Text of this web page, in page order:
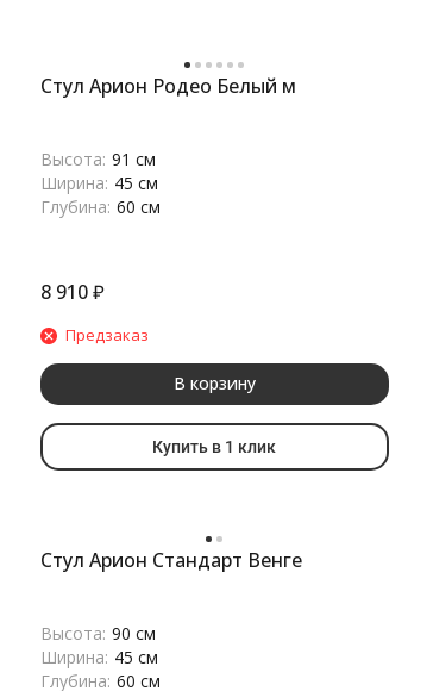
Стул Арион Родео Белый м
Высота: 91 см
Ширина: 45 см
Глубина: 60 см
8 910 ₽
Предзаказ
В корзину
Купить в 1 клик
Стул Арион Стандарт Венге
Высота: 90 см
Ширина: 45 см
Глубина: 60 см